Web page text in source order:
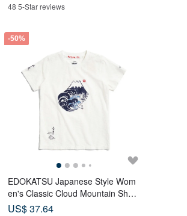
48 5-Star reviews
-50%
EDOKATSU Japanese Style Wom
en's Classic Cloud Mountain Short
-Sleeve T-Shirt (Off White) #Tops
US$ 37.64